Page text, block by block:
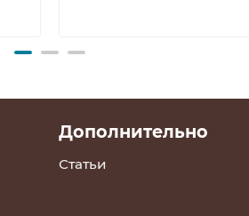
Дополнительно
Статьи